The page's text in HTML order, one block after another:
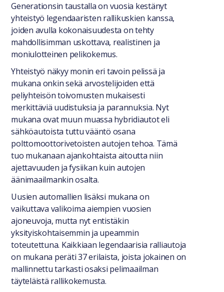
Generationsin taustalla on vuosia kestänyt
yhteistyö legendaaristen rallikuskien kanssa,
joiden avulla kokonaisuudesta on tehty
mahdollisimman uskottava, realistinen ja
moniulotteinen pelikokemus.
Yhteistyö näkyy monin eri tavoin pelissä ja
mukana onkin sekä arvostelijoiden että
peliyhteisön toivomusten mukaisesti
merkittäviä uudistuksia ja parannuksia. Nyt
mukana ovat muun muassa hybridiautot eli
sähköautoista tuttu vääntö osana
polttomoottorivetoisten autojen tehoa. Tämä
tuo mukanaan ajankohtaista aitoutta niin
ajettavuuden ja fysiikan kuin autojen
äänimaailmankin osalta.
Uusien automallien lisäksi mukana on
vaikuttava valikoima aiempien vuosien
ajoneuvoja, mutta nyt entistäkin
yksityiskohtaisemmin ja upeammin
toteutettuna. Kaikkiaan legendaarisia ralliautoja
on mukana peräti 37 erilaista, joista jokainen on
mallinnettu tarkasti osaksi pelimaailman
täyteläistä rallikokemusta.